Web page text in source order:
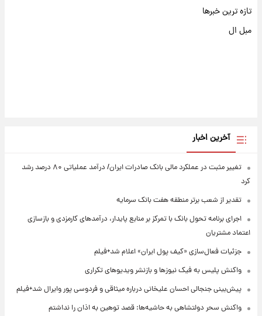
تازه ترین خبرها
مبل ال
آخرین اخبار
تغییر مثبت در عملکرد مالی بانک صادرات ایران/ درآمد عملیاتی ۸۰ درصد رشد
کرد
تقدیر از شعب برتر منطقه هفت بانک سرمایه
اجرای برنامه تحول بانک با تمرکز بر منابع پایدار، درآمدهای کارمزدی و بازسازی
اعتماد مشتریان
جزئیات فعال‌سازی «کیف پول ایران» اعلام شد+فیلم
واکنش پلیس به فیک نیوزها و بازنشر ویدیوهای تکراری
پیش‌بینی جنجالی احسان علیخانی درباره میثاقی و فردوسی پور وایرال شد+فیلم
واکنش سحر دولتشاهی به حاشیه‌ها: قصد توهین به اذان را نداشتم